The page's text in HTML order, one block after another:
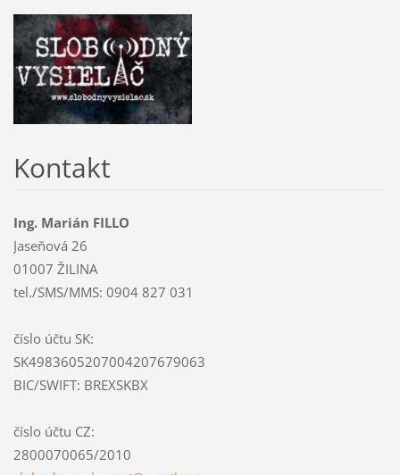
Kontakt
Ing. Marián FILLO
Jaseňová 26
01007 ŽILINA
tel./SMS/MMS: 0904 827 031
číslo účtu SK:
SK4983605207004207679063
BIC/SWIFT: BREXSKBX
číslo účtu CZ:
2800070065/2010